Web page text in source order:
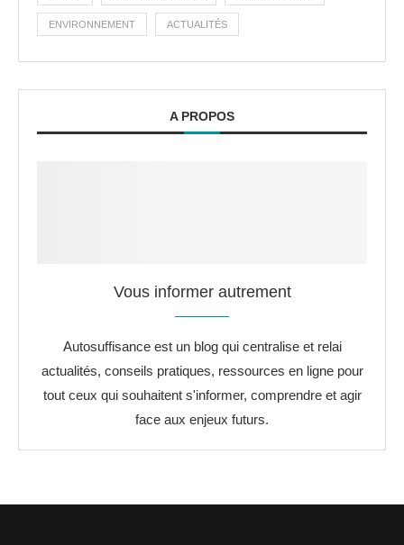
ENVIRONNEMENT ACTUALITÉS
A PROPOS
Vous informer autrement
Autosuffisance est un blog qui centralise et relai
actualités, conseils pratiques, ressources en ligne pour
tout ceux qui souhaitent s'informer, comprendre et agir
face aux enjeux futurs.